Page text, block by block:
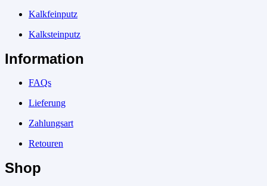
Kalkfeinputz
Kalksteinputz
Information
FAQs
Lieferung
Zahlungsart
Retouren
Shop